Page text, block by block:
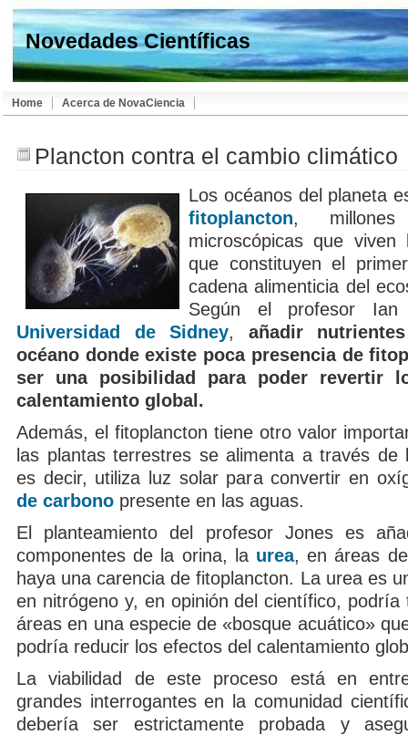
Novedades Científicas
Home Acerca de NovaCiencia
Plancton contra el cambio climático
Los océanos del planeta
fitoplancton,
microscópicas que
que constituyen el
cadena alimenticia del
Según el profesor
Universidad de Sidney, añadir
océano donde existe poca presencia de
ser una posibilidad para poder revertir
calentamiento global.
Además, el fitoplancton tiene otro valor
las plantas terrestres se alimenta a través
es decir, utiliza luz solar para convertir en
de carbono presente en las aguas.
El planteamiento del profesor Jones es
componentes de la orina, la urea, en áreas
haya una carencia de fitoplancton. La urea es
en nitrógeno y, en opinión del científico, podría
áreas en una especie de «bosque acuático»
podría reducir los efectos del calentamiento
La viabilidad de este proceso está en
grandes interrogantes en la comunidad
debería ser estrictamente probada y